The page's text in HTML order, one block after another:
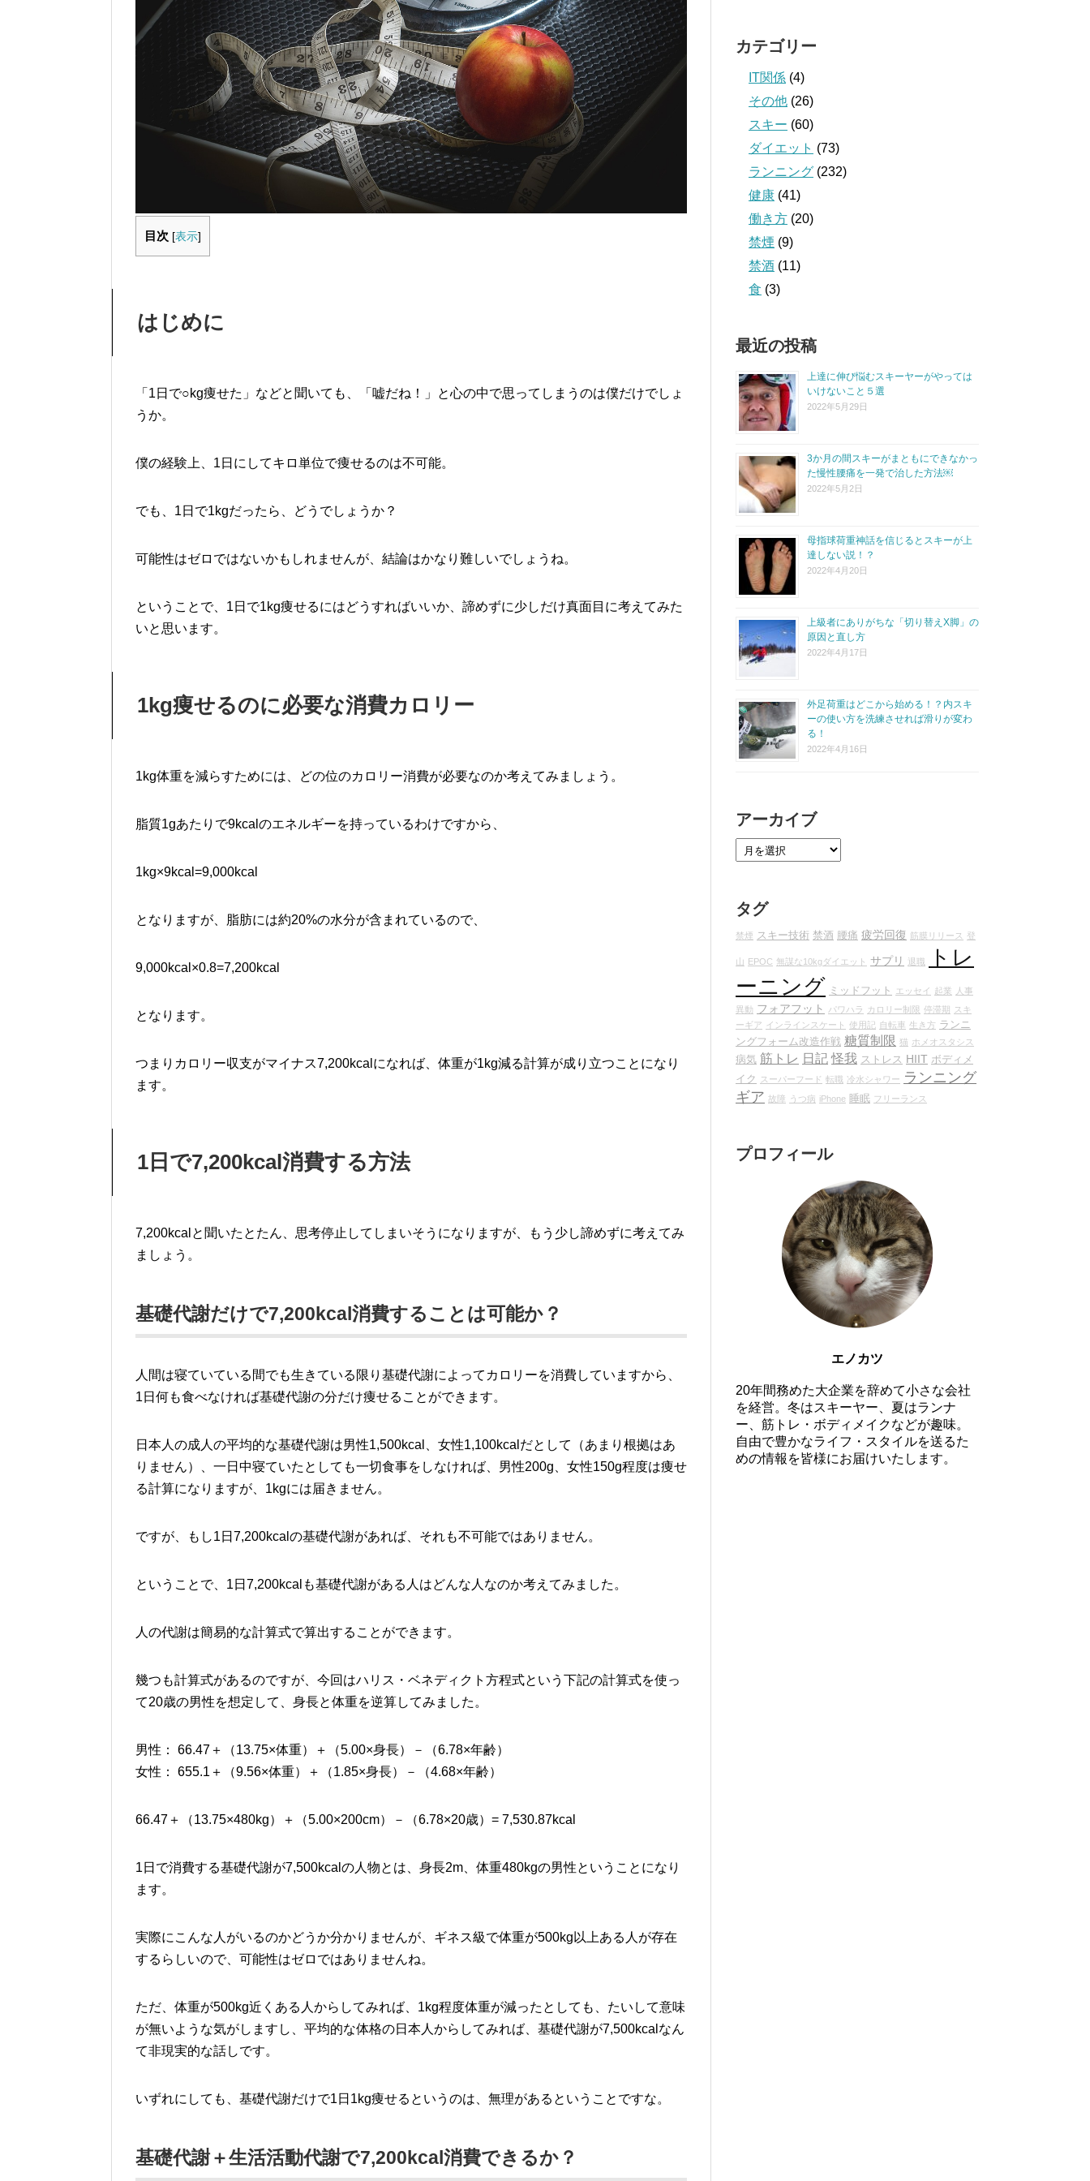
目次 [表示]
はじめに
「1日で○kg痩せた」などと聞いても、「嘘だね！」と心の中で思ってしまうのは僕だけでしょ
うか。
僕の経験上、1日にしてキロ単位で痩せるのは不可能。
でも、1日で1kgだったら、どうでしょうか？
可能性はゼロではないかもしれませんが、結論はかなり難しいでしょうね。
ということで、1日で1kg痩せるにはどうすればいいか、諦めずに少しだけ真面目に考えてみた
いと思います。
1kg痩せるのに必要な消費カロリー
1kg体重を減らすためには、どの位のカロリー消費が必要なのか考えてみましょう。
脂質1gあたりで9kcalのエネルギーを持っているわけですから、
1kg×9kcal=9,000kcal
となりますが、脂肪には約20%の水分が含まれているので、
9,000kcal×0.8=7,200kcal
となります。
つまりカロリー収支がマイナス7,200kcalになれば、体重が1kg減る計算が成り立つことになり
ます。
1日で7,200kcal消費する方法
7,200kcalと聞いたとたん、思考停止してしまいそうになりますが、もう少し諦めずに考えてみ
ましょう。
基礎代謝だけで7,200kcal消費することは可能か？
人間は寝ていている間でも生きている限り基礎代謝によってカロリーを消費していますから、
1日何も食べなければ基礎代謝の分だけ痩せることができます。
日本人の成人の平均的な基礎代謝は男性1,500kcal、女性1,100kcalだとして（あまり根拠はあ
りません）、一日中寝ていたとしても一切食事をしなければ、男性200g、女性150g程度は痩せ
る計算になりますが、1kgには届きません。
ですが、もし1日7,200kcalの基礎代謝があれば、それも不可能ではありません。
ということで、1日7,200kcalも基礎代謝がある人はどんな人なのか考えてみました。
人の代謝は簡易的な計算式で算出することができます。
幾つも計算式があるのですが、今回はハリス・ベネディクト方程式という下記の計算式を使っ
て20歳の男性を想定して、身長と体重を逆算してみました。
男性： 66.47＋（13.75×体重）＋（5.00×身長）－（6.78×年齢）
女性： 655.1＋（9.56×体重）＋（1.85×身長）－（4.68×年齢）
66.47＋（13.75×480kg）＋（5.00×200cm）－（6.78×20歳）= 7,530.87kcal
1日で消費する基礎代謝が7,500kcalの人物とは、身長2m、体重480kgの男性ということになり
ます。
実際にこんな人がいるのかどうか分かりませんが、ギネス級で体重が500kg以上ある人が存在
するらしいので、可能性はゼロではありませんね。
ただ、体重が500kg近くある人からしてみれば、1kg程度体重が減ったとしても、たいして意味
が無いような気がしますし、平均的な体格の日本人からしてみれば、基礎代謝が7,500kcalなん
て非現実的な話しです。
いずれにしても、基礎代謝だけで1日1kg痩せるというのは、無理があるということですな。
基礎代謝＋生活活動代謝で7,200kcal消費できるか？
カテゴリー
IT関係 (4)
その他 (26)
スキー (60)
ダイエット (73)
ランニング (232)
健康 (41)
働き方 (20)
禁煙 (9)
禁酒 (11)
食 (3)
最近の投稿
上達に伸び悩むスキーヤーがやっては
いけないこと５選
2022年5月29日
3か月の間スキーがまともにできなかっ
た慢性腰痛を一発で治した方法￼
2022年5月2日
母指球荷重神話を信じるとスキーが上
達しない説！？
2022年4月20日
上級者にありがちな「切り替えX脚」の
原因と直し方
2022年4月17日
外足荷重はどこから始める！？内スキ
ーの使い方を洗練させれば滑りが変わ
る！
2022年4月16日
アーカイブ
タグ
禁煙 スキー技術 禁酒 腰痛 疲労回復 筋膜リリース 登
山 EPOC 無謀な10kgダイエット サプリ 退職
トレ
ーニング ミッドフット エッセイ 起業
人事
異動 フォアフット パワハラ カロリー制限 停滞期
スキ
ーギア インラインスケート 使用記 自転車 生き方 ランニ
ングフォーム改造作戦 糖質制限 猫 ホメオスタシス
病気 筋トレ 日記 怪我 ストレス HIIT ボディメ
イク
スーパーフード 転職 冷水シャワー ランニング
ギア 故障 うつ病 iPhone 睡眠 フリーランス
プロフィール
エノカツ
20年間務めた大企業を辞めて小さな会社
を経営。冬はスキーヤー、夏はランナ
ー、筋トレ・ボディメイクなどが趣味。
自由で豊かなライフ・スタイルを送るた
めの情報を皆様にお届けいたします。